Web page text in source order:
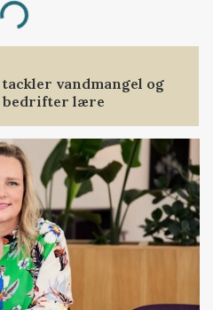
vandmangel og
bedrifter lære